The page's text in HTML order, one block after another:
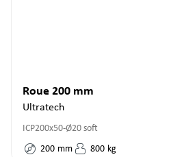
Roue 200 mm
Ultratech
ICP200x50-Ø20 soft
200 mm 800 kg